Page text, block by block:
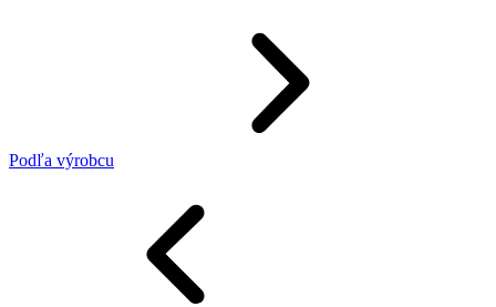
Podľa výrobcu